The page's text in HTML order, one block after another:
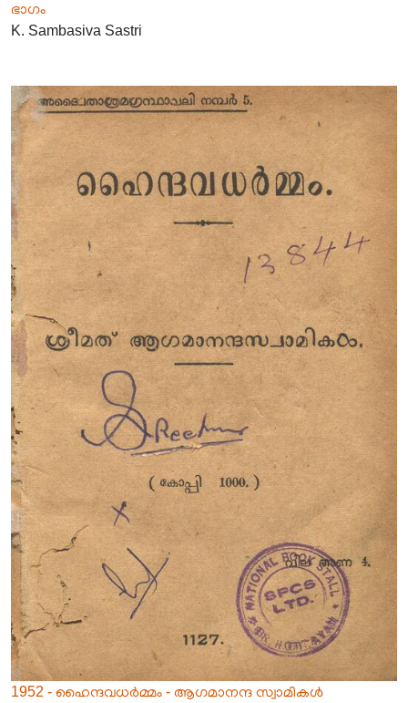
ഭാഗം
K. Sambasiva Sastri
1952 - ഹൈന്ദവധർമ്മം - ആഗമാനന്ദ സ്വാമികൾ